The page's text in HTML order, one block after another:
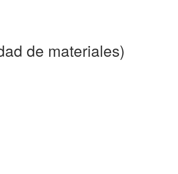
de materiales)